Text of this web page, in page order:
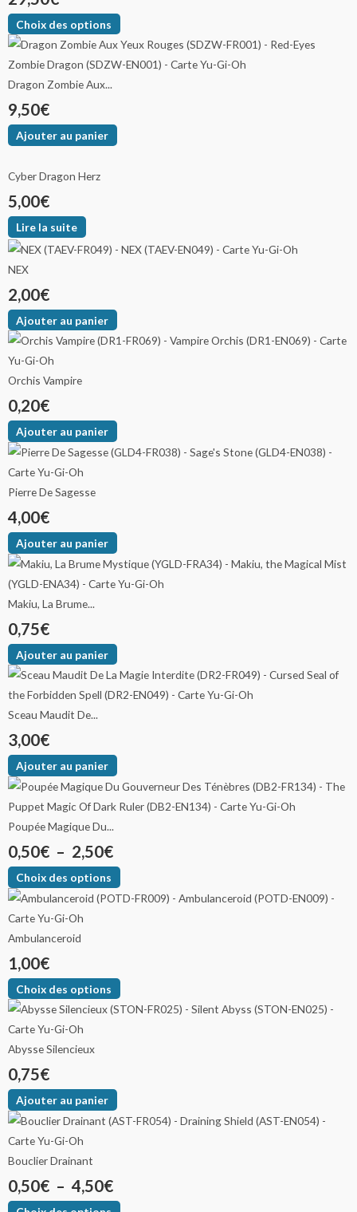
Choix des options
Dragon Zombie Aux...
9,50€
Ajouter au panier
Cyber Dragon Herz
5,00€
Lire la suite
NEX
2,00€
Ajouter au panier
Orchis Vampire
0,20€
Ajouter au panier
Pierre De Sagesse
4,00€
Ajouter au panier
Makiu, La Brume...
0,75€
Ajouter au panier
Sceau Maudit De...
3,00€
Ajouter au panier
Poupée Magique Du...
0,50€ – 2,50€
Choix des options
Ambulanceroid
1,00€
Choix des options
Abysse Silencieux
0,75€
Ajouter au panier
Bouclier Drainant
0,50€ – 4,50€